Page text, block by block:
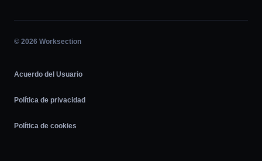
Trabajo por horas
Ágil
© 2026 Worksection
Acuerdo del Usuario
Política de privacidad
Política de cookies